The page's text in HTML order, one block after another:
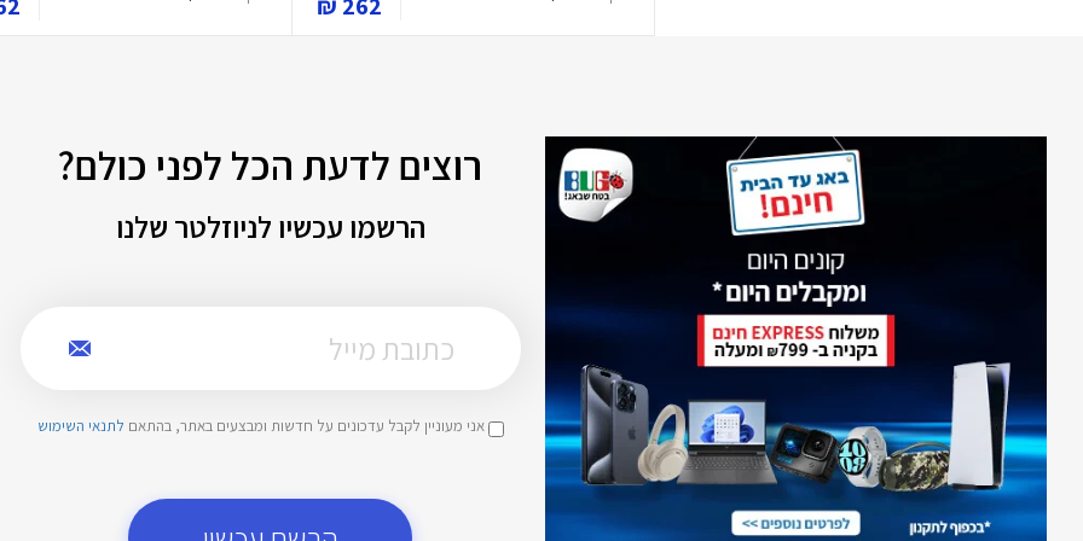
רוצים לדעת הכל לפני כולם?
הרשמו עכשיו לניוזלטר שלנו
אני מעוניין לקבל עדכונים על חדשות ומבצעים באתר, בהתאם לתנאי השימוש